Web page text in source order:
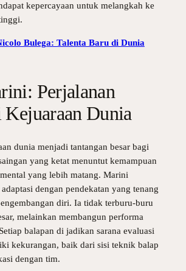
kepercayaan untuk melangkah ke
Bulega: Talenta Baru di Dunia
Perjalanan
Dunia
dunia menjadi tantangan besar bagi
yang ketat menuntut kemampuan
yang lebih matang. Marini
dengan pendekatan yang tenang
diri. Ia tidak terburu-buru
melainkan membangun performa
balapan di jadikan sarana evaluasi
kekurangan, baik dari sisi teknik balap
dengan tim.